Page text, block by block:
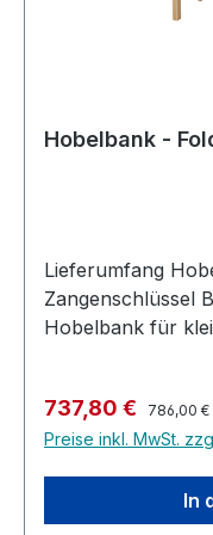
Hobelbank -
Lieferumfang Hobelbank Bankhakenset
Zangenschlüssel Beschreibung Klappbare
Hobelbank für kleine
die Hobelbank
wurde sie stets
nie an Bedeutung
noch das
ist auch klar,
Verkaufspreis:
737,80 € 786,00 €
Preise inkl. MwSt.
In